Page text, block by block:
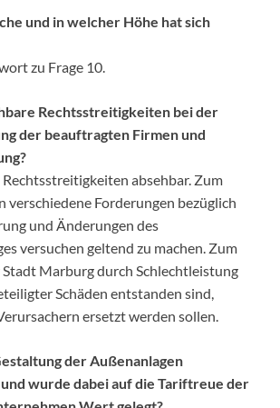
und in welcher Höhe hat sich
zu Frage 10.
Rechtsstreitigkeiten bei der
der beauftragten Firmen und
Rechtsstreitigkeiten absehbar. Zum
verschiedene Forderungen bezüglich
und Änderungen des
versuchen geltend zu machen. Zum
Marburg durch Schlechtleistung
Schäden entstanden sind,
ersetzt werden sollen.
der Außenanlagen
wurde dabei auf die Tariftreue der